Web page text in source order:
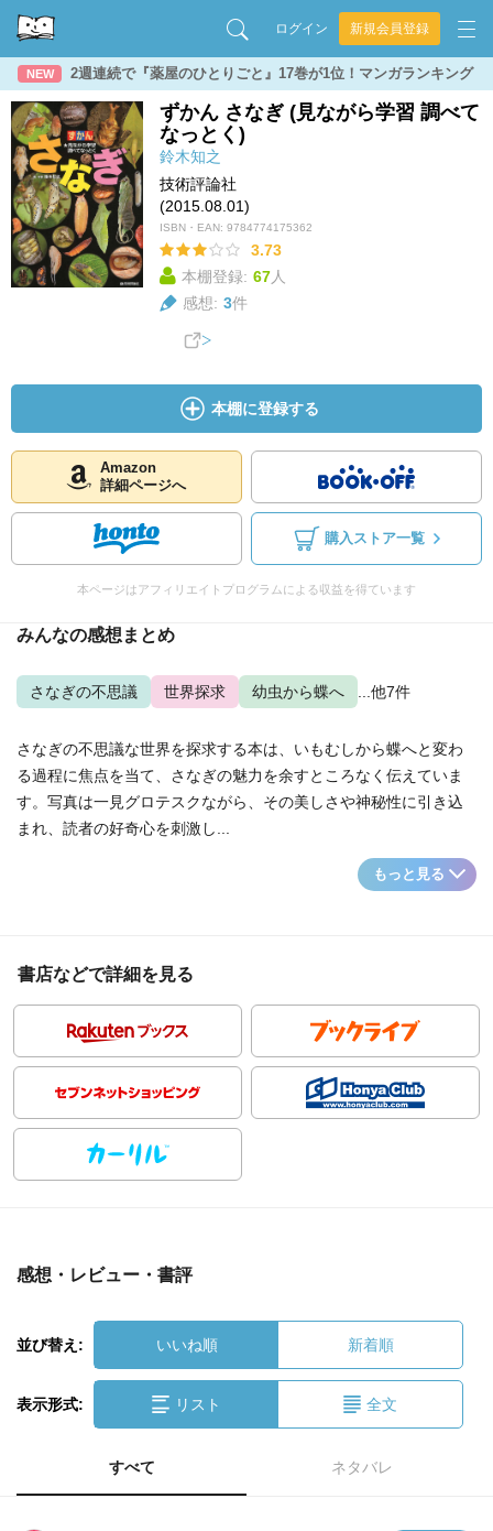
ログイン 新規会員登録
NEW 2週連続で『薬屋のひとりごと』17巻が1位！マンガランキング
ずかん さなぎ (見ながら学習 調べて
なっとく)
鈴木知之
技術評論社
(2015.08.01)
ISBN・EAN: 9784774175362
3.73
本棚登録: 67人
感想: 3件
本棚に登録する
Amazon
詳細ページへ
購入ストア一覧
本ページはアフィリエイトプログラムによる収益を得ています
みんなの感想まとめ
さなぎの不思議 世界探求 幼虫から蝶へ ...他7件
さなぎの不思議な世界を探求する本は、いもむしから蝶へと変わ
る過程に焦点を当て、さなぎの魅力を余すところなく伝えていま
す。写真は一見グロテスクながら、その美しさや神秘性に引き込
まれ、読者の好奇心を刺激し...
もっと見る
書店などで詳細を見る
感想・レビュー・書評
並び替え: いいね順 新着順
表示形式: リスト 全文
すべて ネタバレ